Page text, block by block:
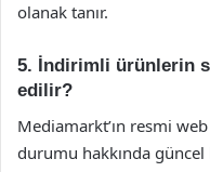
olanak tanır.
5. İndirimli ürünlerin
edilir?
Mediamarkt’ın resmi
durumu hakkında